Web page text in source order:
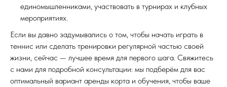
единомышленниками, участвовать в турнирах и клубных
мероприятиях.
Если вы давно задумывались о том, чтобы начать играть в
теннис или сделать тренировки регулярной частью своей
жизни, сейчас — лучшее время для первого шага. Свяжитесь
с нами для подробной консультации: мы подберём для вас
оптимальный вариант аренды корта и обучения, чтобы ваше